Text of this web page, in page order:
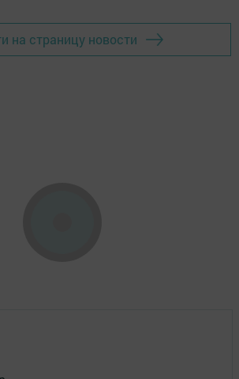
на страницу новости